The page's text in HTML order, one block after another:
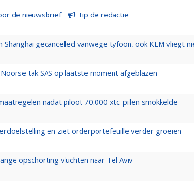
de nieuwsbrief Tip de redactie
Shanghai gecancelled vanwege tyfoon, ook KLM vliegt
tak SAS op laatste moment afgeblazen
nadat piloot 70.000 xtc-pillen smokkelde
en ziet orderportefeuille verder groeien
opschorting vluchten naar Tel Aviv